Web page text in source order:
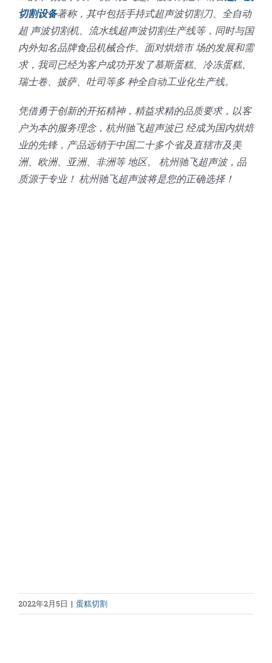
切割设备著称，其中包括手持式超声波切割刀、全自动
超 声波切割机、流水线超声波切割生产线等，同时与国
内外知名品牌食品机械合作。面对烘焙市 场的发展和需
求，我司已经为客户成功开发了慕斯蛋糕、冷冻蛋糕、
瑞士卷、披萨、吐司等多 种全自动工业化生产线。
凭借勇于创新的开拓精神，精益求精的品质要求，以客
户为本的服务理念，杭州驰飞超声波已 经成为国内烘焙
业的先锋，产品远销于中国二十多个省及直辖市及美
洲、欧洲、亚洲、非洲等 地区。 杭州驰飞超声波，品
质源于专业！ 杭州驰飞超声波将是您的正确选择！
2022年2月5日 | 蛋糕切割